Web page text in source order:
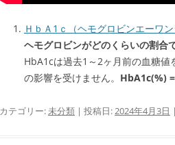
ＨｂＡ1ｃ（ヘモグロビンエーワ
ヘモグロビンがどのくらいの割合
HbA1cは過去1～2ヶ月前の血糖
の影響を受けません。 HbA1c(%)
カテゴリー: 未分類 | 投稿日: 2024年4月3日 |